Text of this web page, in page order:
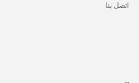
اتصل بنا